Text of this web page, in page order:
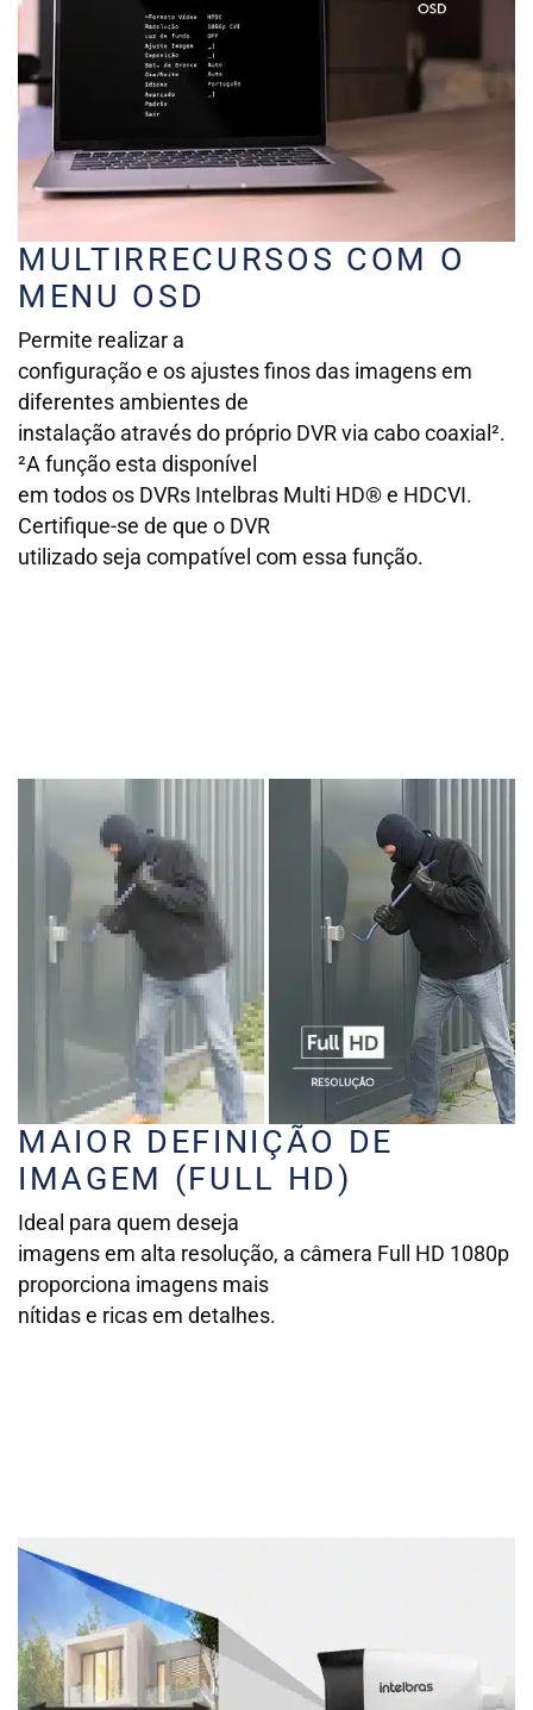
MULTIRRECURSOS COM O
MENU OSD
Permite realizar a
configuração e os ajustes finos das imagens em
diferentes ambientes de
instalação através do próprio DVR via cabo coaxial².
²A função esta disponível
em todos os DVRs Intelbras Multi HD® e HDCVI.
Certifique-se de que o DVR
utilizado seja compatível com essa função.
MAIOR DEFINIÇÃO DE
IMAGEM (FULL HD)
Ideal para quem deseja
imagens em alta resolução, a câmera Full HD 1080p
proporciona imagens mais
nítidas e ricas em detalhes.